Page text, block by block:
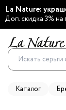
La Nature:
Доп. скидка 3% на
Каталог